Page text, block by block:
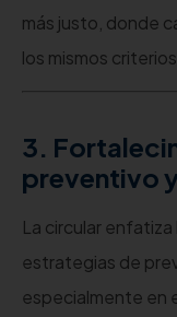
más justo, donde
los mismos
3.
preventivo
La circular
estrategias de
especialmente en